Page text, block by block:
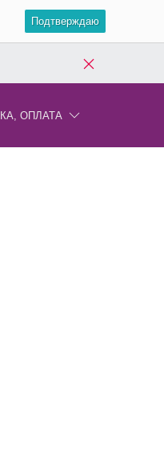
Подтверждаю
ОПЛАТА